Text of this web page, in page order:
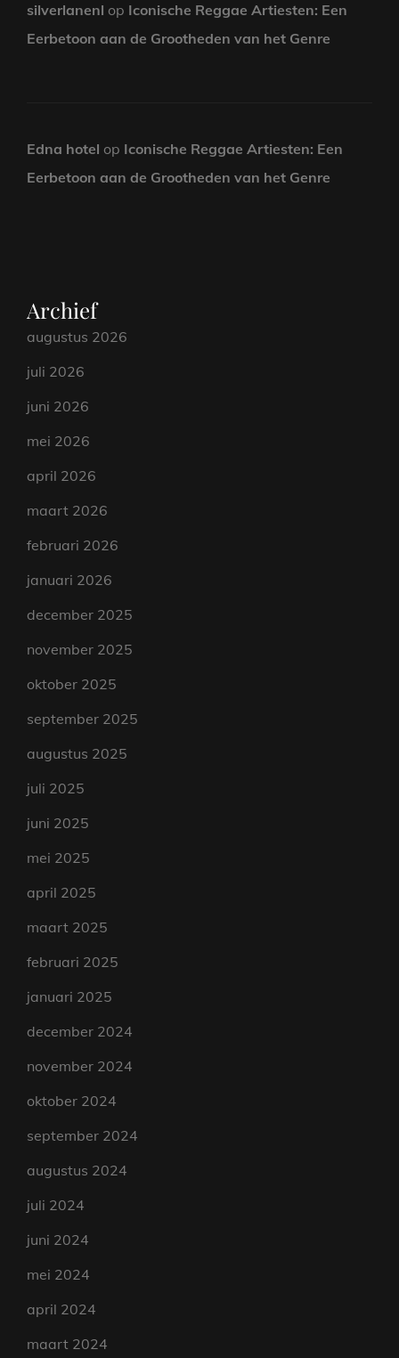
silverlanenl op Iconische Reggae Artiesten: Een
Eerbetoon aan de Grootheden van het Genre
Edna hotel op Iconische Reggae Artiesten: Een
Eerbetoon aan de Grootheden van het Genre
Archief
augustus 2026
juli 2026
juni 2026
mei 2026
april 2026
maart 2026
februari 2026
januari 2026
december 2025
november 2025
oktober 2025
september 2025
augustus 2025
juli 2025
juni 2025
mei 2025
april 2025
maart 2025
februari 2025
januari 2025
december 2024
november 2024
oktober 2024
september 2024
augustus 2024
juli 2024
juni 2024
mei 2024
april 2024
maart 2024